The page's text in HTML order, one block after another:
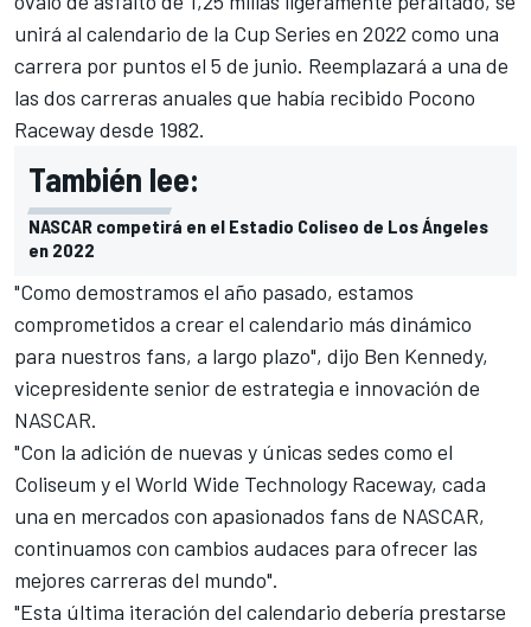
unirá al calendario de la Cup Series en 2022 como una
carrera por puntos el 5 de junio. Reemplazará a una de
las dos carreras anuales que había recibido Pocono
Raceway desde 1982.
También lee:
NASCAR competirá en el Estadio Coliseo de Los Ángeles
en 2022
"Como demostramos el año pasado, estamos
comprometidos a crear el calendario más dinámico
para nuestros fans, a largo plazo", dijo Ben Kennedy,
vicepresidente senior de estrategia e innovación de
NASCAR.
"Con la adición de nuevas y únicas sedes como el
Coliseum y el World Wide Technology Raceway, cada
una en mercados con apasionados fans de NASCAR,
continuamos con cambios audaces para ofrecer las
mejores carreras del mundo".
"Esta última iteración del calendario debería prestarse